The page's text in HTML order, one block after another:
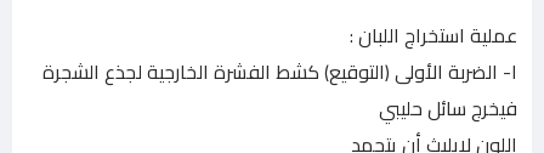
عملية استخراج اللبان :
١- الضربة الأولى (التوقيع) كشط الفشرة الخارجية لجذع الشجرة
فيخرج سائل حليبي
اللون لايلبث أن يتجمد